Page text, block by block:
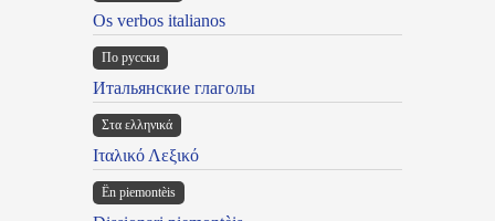
Os verbos italianos
По русски
Итальянские глаголы
Στα ελληνικά
Ιταλικό Λεξικό
Ën piemontèis